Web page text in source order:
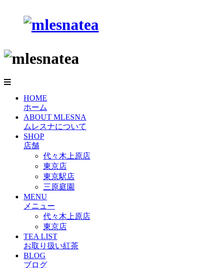
HOME
ホーム
ABOUT MLESNA
ムレスナについて
SHOP
店舗
代々木上原店
東京店
東京駅店
三原庭園
MENU
メニュー
代々木上原店
東京店
TEA LIST
お取り扱い紅茶
BLOG
ブログ